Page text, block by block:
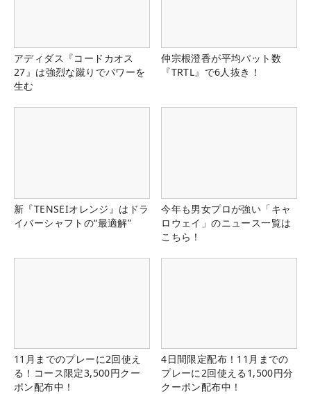
アディダス『コードカオス
27』は強烈な蹴りでパワーを
生む
仲宗根澄香が平均パット数
『TRTL』で6人抜き！
新『TENSEIオレンジ』はドラ
イバーシャフトの“最適解”
今年も男女プロが強い「キャ
ロウェイ」のニュース一覧は
こちら！
11月までのプレーに2回使え
る！コース限定3,500円クー
ポン配布中！
4日間限定配布！11月までの
プレーに2回使える1,500円分
クーポン配布中！